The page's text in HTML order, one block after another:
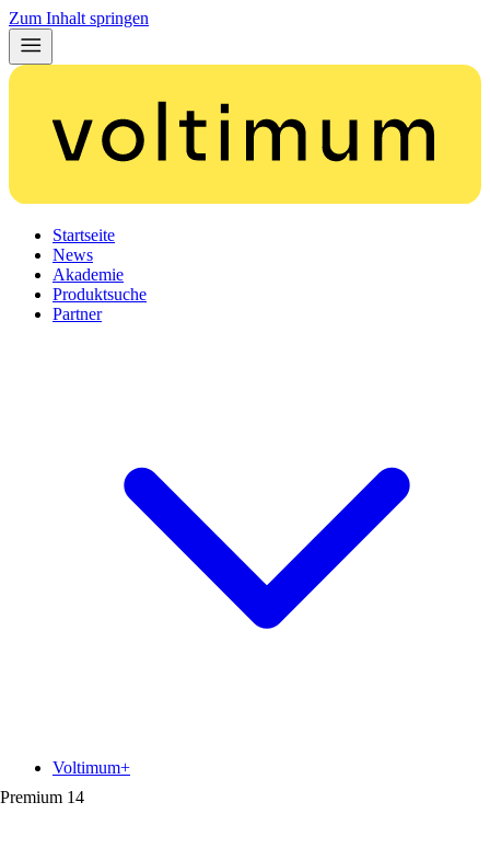
Zum Inhalt springen
Startseite
News
Akademie
Produktsuche
Partner
Premium 14
Voltimum+